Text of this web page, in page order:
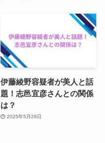
伊藤綾野容疑者が美人と話
題！志邑宜彦さんとの関係
は？
2025年5月29日